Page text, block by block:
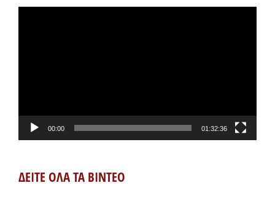
00:00 01:32:36
ΔΕΙΤΕ ΟΛΑ ΤΑ ΒΙΝΤΕΟ